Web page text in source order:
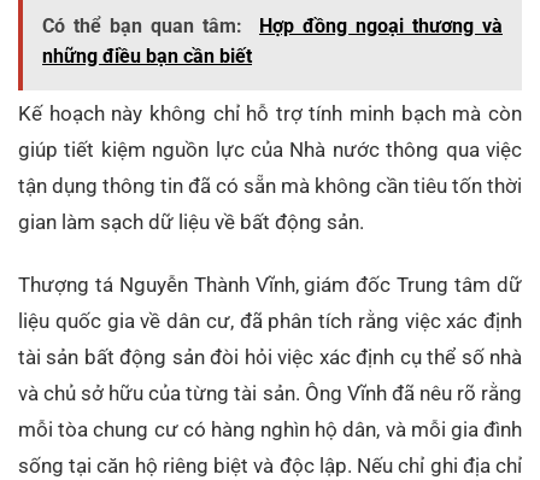
Có thể bạn quan tâm:
Hợp đồng ngoại thương và
những điều bạn cần biết
Kế hoạch này không chỉ hỗ trợ tính minh bạch mà còn
giúp tiết kiệm nguồn lực của Nhà nước thông qua việc
tận dụng thông tin đã có sẵn mà không cần tiêu tốn thời
gian làm sạch dữ liệu về bất động sản.
Thượng tá Nguyễn Thành Vĩnh, giám đốc Trung tâm dữ
liệu quốc gia về dân cư, đã phân tích rằng việc xác định
tài sản bất động sản đòi hỏi việc xác định cụ thể số nhà
và chủ sở hữu của từng tài sản. Ông Vĩnh đã nêu rõ rằng
mỗi tòa chung cư có hàng nghìn hộ dân, và mỗi gia đình
sống tại căn hộ riêng biệt và độc lập. Nếu chỉ ghi địa chỉ